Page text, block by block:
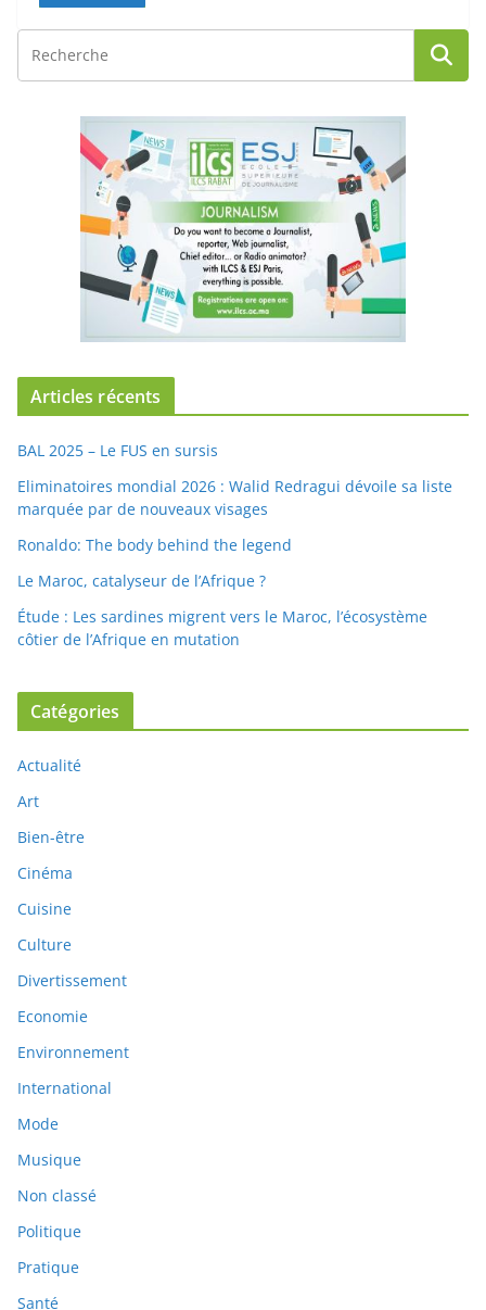
Articles récents
BAL 2025 – Le FUS en sursis
Eliminatoires mondial 2026 : Walid Redragui dévoile sa liste
marquée par de nouveaux visages
Ronaldo: The body behind the legend
Le Maroc, catalyseur de l’Afrique ?
Étude : Les sardines migrent vers le Maroc, l’écosystème
côtier de l’Afrique en mutation
Catégories
Actualité
Art
Bien-être
Cinéma
Cuisine
Culture
Divertissement
Economie
Environnement
International
Mode
Musique
Non classé
Politique
Pratique
Santé